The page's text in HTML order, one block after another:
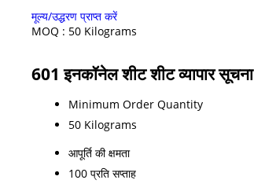
मूल्य/उद्धरण प्राप्त करें
MOQ : 50 Kilograms
601 इनकॉनेल शीट शीट व्यापार सूचना
Minimum Order Quantity
50 Kilograms
आपूर्ति की क्षमता
100 प्रति सप्ताह